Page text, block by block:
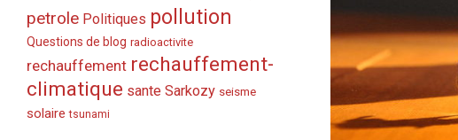
petrole Politiques pollution
Questions de blog radioactivite
rechauffement rechauffement-
climatique sante Sarkozy seisme
solaire tsunami